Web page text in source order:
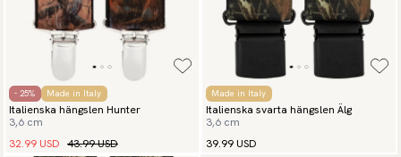
- 25% Made in Italy
Italienska hängslen Hunter
3,6 cm
32.99 USD 43.99 USD
Made in Italy
Italienska svarta hängslen Älg
3,6 cm
39.99 USD